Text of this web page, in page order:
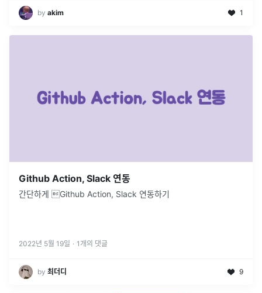
by akim 1
Github Action, Slack 연동
간단하게 Github Action, Slack 연동하기
2022년 5월 19일 · 1 개의 댓글
by 최더디 9